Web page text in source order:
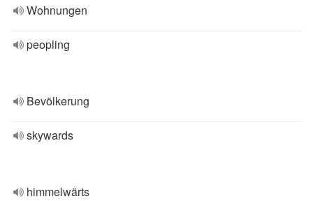
Wohnungen
peopling
Bevölkerung
skywards
himmelwärts